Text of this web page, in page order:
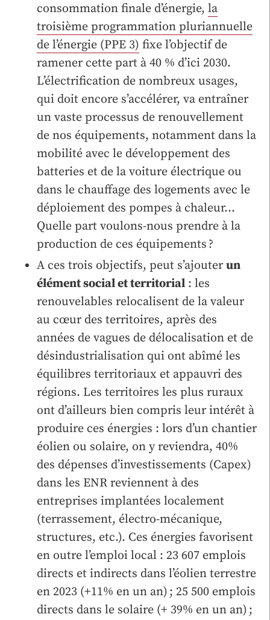
consommation finale d’énergie, la
troisième programmation pluriannuelle
de l’énergie (PPE 3) fixe l’objectif de
ramener cette part à 40 % d’ici 2030.
L’électrification de nombreux usages,
qui doit encore s’accélérer, va entraîner
un vaste processus de renouvellement
de nos équipements, notamment dans la
mobilité avec le développement des
batteries et de la voiture électrique ou
dans le chauffage des logements avec le
déploiement des pompes à chaleur…
Quelle part voulons-nous prendre à la
production de ces équipements ?
A ces trois objectifs, peut s’ajouterun
élément social et territorial : les
renouvelables relocalisent de la valeur
au cœur des territoires, après des
années de vagues de délocalisation et de
désindustrialisation qui ont abîmé les
équilibres territoriaux et appauvri des
régions. Les territoires les plus ruraux
ont d’ailleurs bien compris leur intérêt à
produire ces énergies : lors d’un chantier
éolien ou solaire, on y reviendra, 40%
des dépenses d’investissements (Capex)
dans les ENR reviennent à des
entreprises implantées localement
(terrassement, électro-mécanique,
structures, etc.). Ces énergies favorisent
en outre l’emploi local : 23 607 emplois
directs et indirects dans l’éolien terrestre
en 2023 (+11% en un an) ; 25 500 emplois
directs dans le solaire (+ 39% en un an) ;